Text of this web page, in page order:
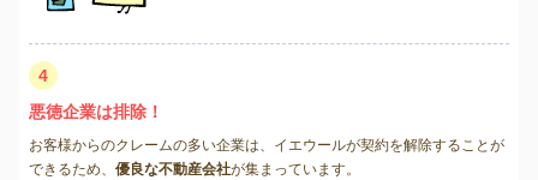
4
悪徳企業は排除！
お客様からのクレームの多い企業は、イエウールが契約を解除することが
できるため、 優良な不動産会社が集まっています。